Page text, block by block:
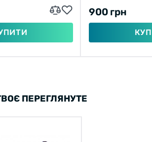
900 грн
ПЕРЕГЛЯНУТЕ